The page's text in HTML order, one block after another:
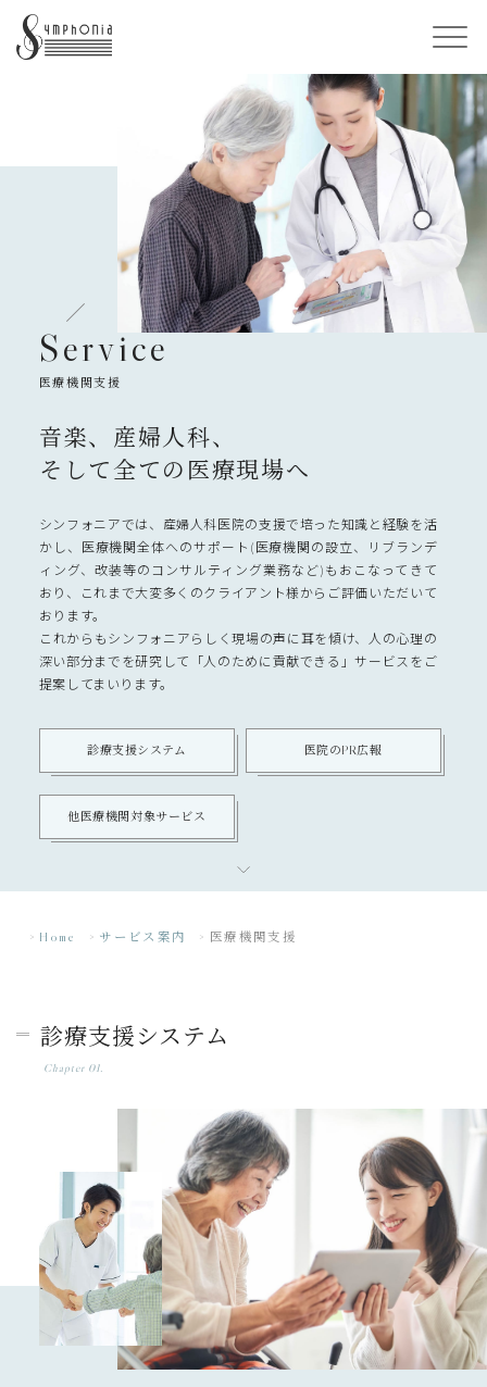
Service
医療機関支援
音楽、産婦人科、
そして全ての医療現場へ
シンフォニアでは、産婦人科医院の支援で培った知識と経験を活
かし、医療機関全体へのサポート(医療機関の設立、リブランデ
ィング、改装等のコンサルティング業務など)もおこなってきて
おり、これまで大変多くのクライアント様からご評価いただいて
おります。
これからもシンフォニアらしく現場の声に耳を傾け、人の心理の
深い部分までを研究して「人のために貢献できる」サービスをご
提案してまいります。
診療支援システム 医院のPR広報
他医療機関対象サービス
Home サービス案内 医療機関支援
診療支援システム
Chapter 01.